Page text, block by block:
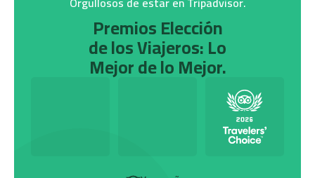
Premios Elección
de los Viajeros: Lo
Mejor de lo Mejor.